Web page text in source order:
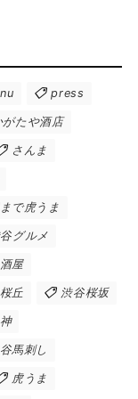
press
がたや酒店
さんま
で虎うま
グルメ
屋
丘 渋谷桜坂
馬刺し
虎うま